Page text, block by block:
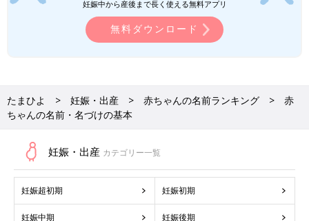
妊娠中から産後まで長く使える無料アプリ
無料ダウンロード
たまひよ 妊娠・出産 赤ちゃんの名前ランキング
赤
ちゃんの名前・名づけの基本
妊娠・出産 カテゴリー一覧
妊娠超初期 妊娠初期
妊娠中期 妊娠後期